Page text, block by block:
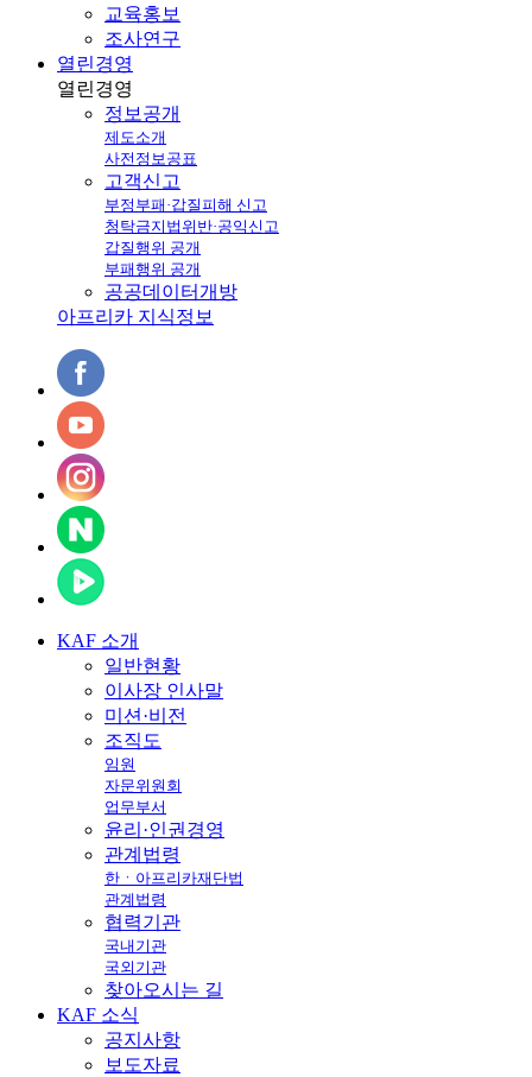
교육홍보
조사연구
열린경영
열린경영
정보공개
제도소개
사전정보공표
고객신고
부정부패·갑질피해 신고
청탁금지법위반·공익신고
갑질행위 공개
부패행위 공개
공공데이터개방
아프리카 지식정보
KAF 소개
일반현황
이사장 인사말
미션·비전
조직도
임원
자문위원회
업무부서
윤리·인권경영
관계법령
한ㆍ아프리카재단법
관계법령
협력기관
국내기관
국외기관
찾아오시는 길
KAF 소식
공지사항
보도자료